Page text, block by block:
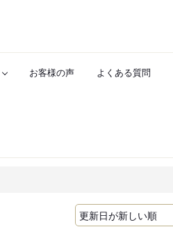
お客様の声 よくある質問